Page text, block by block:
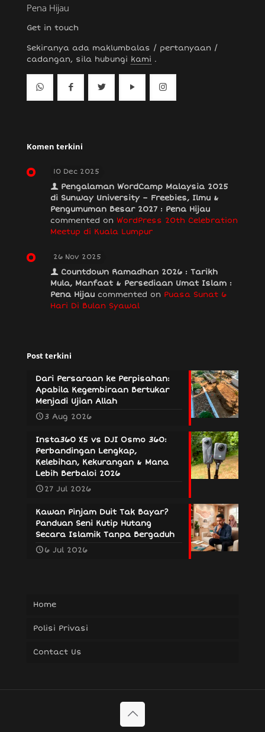
Pena Hijau
Get in touch
Sekiranya ada maklumbalas / pertanyaan /
cadangan, sila hubungi kami .
Komen terkini
10 Dec 2025
Pengalaman WordCamp Malaysia 2025
di Sunway University – Freebies, Ilmu &
Pengumuman Besar 2027 : Pena Hijau
commented on WordPress 20th Celebration
Meetup di Kuala Lumpur
26 Nov 2025
Countdown Ramadhan 2026 : Tarikh
Mula, Manfaat & Persediaan Umat Islam :
Pena Hijau commented on Puasa Sunat 6
Hari Di Bulan Syawal
Post terkini
Dari Persaraan ke Perpisahan:
Apabila Kegembiraan Bertukar
Menjadi Ujian Allah
3 Aug 2026
Insta360 X5 vs DJI Osmo 360:
Perbandingan Lengkap,
Kelebihan, Kekurangan & Mana
Lebih Berbaloi 2026
27 Jul 2026
Kawan Pinjam Duit Tak Bayar?
Panduan Seni Kutip Hutang
Secara Islamik Tanpa Bergaduh
6 Jul 2026
Home
Polisi Privasi
Contact Us